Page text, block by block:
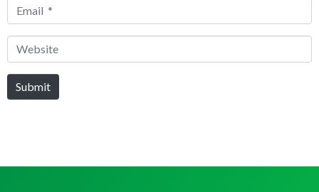
Email
Website
Submit